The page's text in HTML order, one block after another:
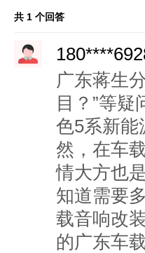
共 1 个回答
广东蒋生
目？”等
色5系新能
然，在车
情大方也
知道需要
载音响改
的广东车